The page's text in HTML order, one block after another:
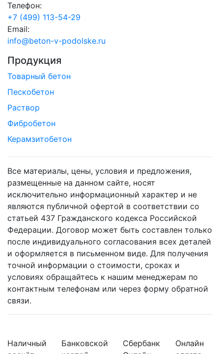
Телефон:
+7 (499) 113-54-29
Email:
info@beton-v-podolske.ru
Продукция
Товарный бетон
Пескобетон
Раствор
Фибробетон
Керамзитобетон
Все материалы, цены, условия и предложения,
размещенные на данном сайте, носят
исключительно информационный характер и не
являются публичной офертой в соответствии со
статьей 437 Гражданского кодекса Российской
Федерации. Договор может быть составлен только
после индивидуального согласования всех деталей
и оформляется в письменном виде. Для получения
точной информации о стоимости, сроках и
условиях обращайтесь к нашим менеджерам по
контактным телефонам или через форму обратной
связи.
Наличный
Банковской
Сбербанк
Онлайн